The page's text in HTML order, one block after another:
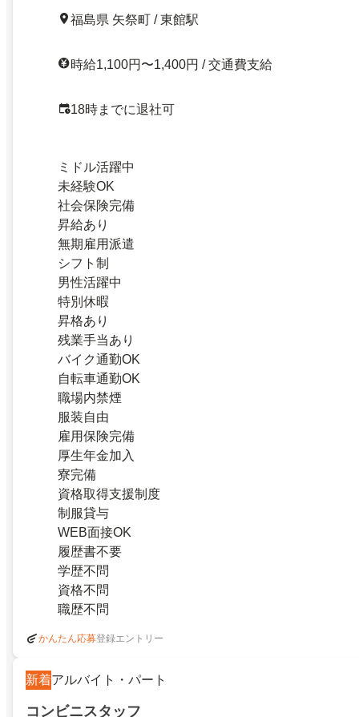
福島県 矢祭町 / 東館駅
時給1,100円〜1,400円 / 交通費支給
18時までに退社可
ミドル活躍中
未経験OK
社会保険完備
昇給あり
無期雇用派遣
シフト制
男性活躍中
特別休暇
昇格あり
残業手当あり
バイク通勤OK
自転車通勤OK
職場内禁煙
服装自由
雇用保険完備
厚生年金加入
寮完備
資格取得支援制度
制服貸与
WEB面接OK
履歴書不要
学歴不問
資格不問
職歴不問
かんたん応募登録エントリー
新着アルバイト・パート
コンビニスタッフ